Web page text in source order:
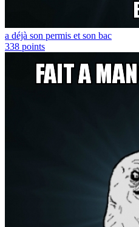
a déjà son permis et son bac
338 points